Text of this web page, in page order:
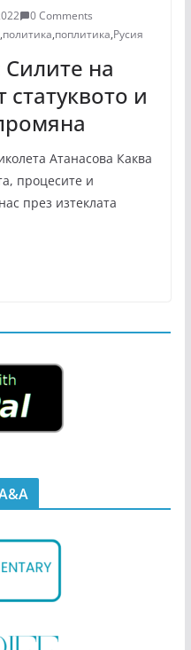
0 Comments
,политика,поплитика,Русия
на
статуквото и
Атанасова Каква
процесите и
през изтеклата